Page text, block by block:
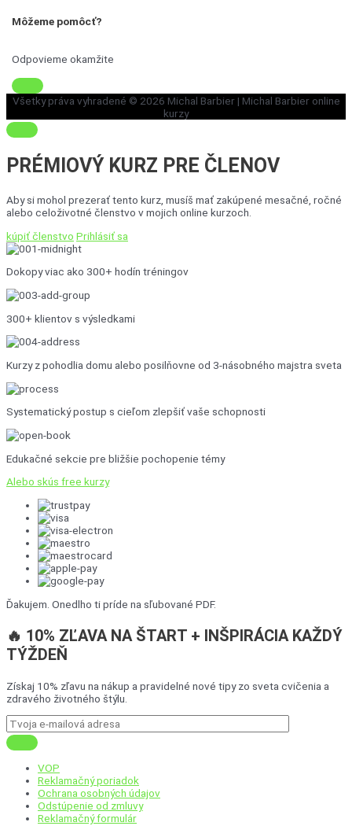
Môžeme pomôcť?
Odpovieme okamžite
Všetky práva vyhradené © 2026 Michal Barbier| Michal Barbier online
kurzy
PRÉMIOVÝ KURZ PRE ČLENOV
Aby si mohol prezerať tento kurz, musíš mať zakúpené mesačné, ročné
alebo celoživotné členstvo v mojich online kurzoch.
kúpiť členstvo Prihlásiť sa
Dokopy viac ako 300+ hodín tréningov
300+ klientov s výsledkami
Kurzy z pohodlia domu alebo posilňovne od 3-násobného majstra sveta
Systematický postup s cieľom zlepšiť vaše schopnosti
Edukačné sekcie pre bližšie pochopenie témy
Alebo skús free kurzy
Ďakujem. Onedlho ti príde na sľubované PDF.
🔥 10% ZĽAVA NA ŠTART + INŠPIRÁCIA KAŽDÝ
TÝŽDEŇ
Získaj 10% zľavu na nákup a pravidelné nové tipy zo sveta cvičenia a
zdravého životného štýlu.
VOP
Reklamačný poriadok
Ochrana osobných údajov
Odstúpenie od zmluvy
Reklamačný formulár